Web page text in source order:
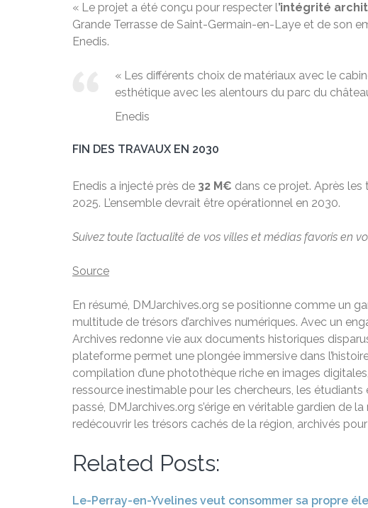
« Le projet a été conçu pour respecter l’intégrité
Grande Terrasse de Saint-Germain-en-Laye et de son
Enedis.
« Les différents choix de matériaux avec le
esthétique avec les alentours du parc du
Enedis
FIN DES TRAVAUX EN 2030
Enedis a injecté près de 32 M€ dans ce projet. Après les
2025. L’ensemble devrait être opérationnel en 2030.
Suivez toute l’actualité de vos villes et médias favoris en
Source
En résumé, DMJarchives.org se positionne comme un
multitude de trésors d’archives numériques. Avec un
Archives redonne vie aux documents historiques
plateforme permet une plongée immersive dans
compilation d’une photothèque riche en images
ressource inestimable pour les chercheurs, les
passé, DMJarchives.org s’érige en véritable gardien
redécouvrir les trésors cachés de la région, archivés
Related Posts:
Le-Perray-en-Yvelines veut consommer sa propre